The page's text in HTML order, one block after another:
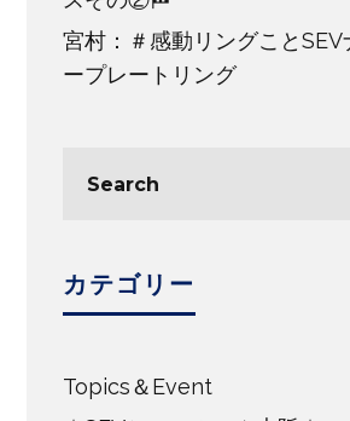
宮村：＃感動リングことSEV
ープレートリング
カテゴリー
Topics＆Event